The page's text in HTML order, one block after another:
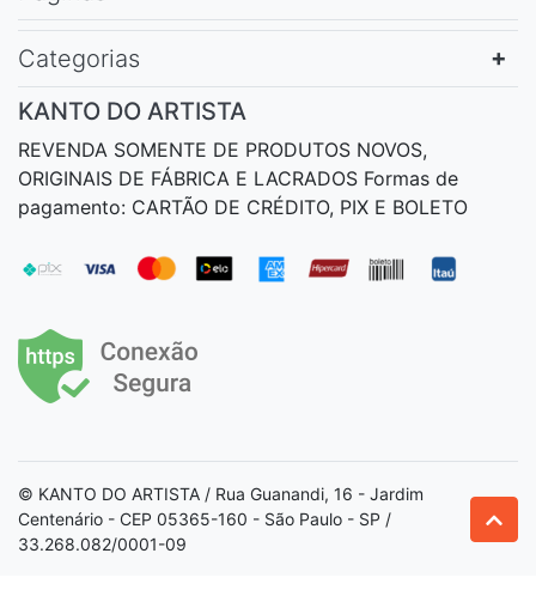
Categorias
KANTO DO ARTISTA
REVENDA SOMENTE DE PRODUTOS NOVOS,
ORIGINAIS DE FÁBRICA E LACRADOS Formas de
pagamento: CARTÃO DE CRÉDITO, PIX E BOLETO
© KANTO DO ARTISTA / Rua Guanandi, 16 - Jardim
Centenário - CEP 05365-160 - São Paulo - SP /
33.268.082/0001-09